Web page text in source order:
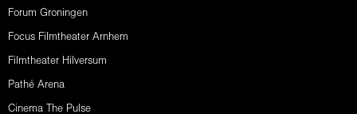
Forum Groningen
Focus Filmtheater Arnhem
Filmtheater Hilversum
Pathé Arena
Cinema The Pulse